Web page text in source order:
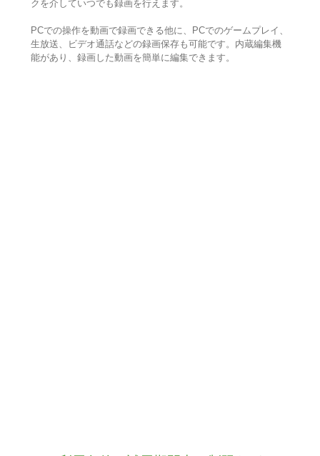
クを介していつでも録画を行えます。
PCでの操作を動画で録画できる他に、PCでのゲームプレイ、
生放送、ビデオ通話などの録画保存も可能です。内蔵編集機
能があり、録画した動画を簡単に編集できます。